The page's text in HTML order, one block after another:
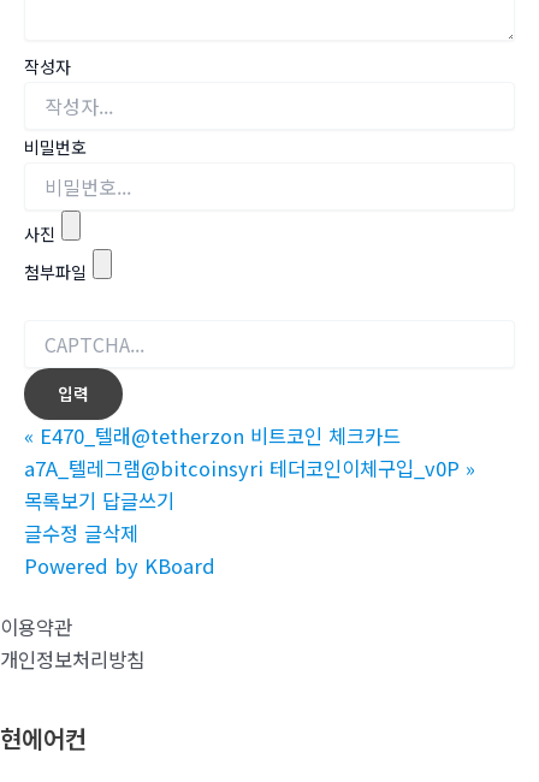
작성자
비밀번호
사진
첨부파일
« E470_텔래@tetherzon 비트코인 체크카드
a7A_텔레그램@bitcoinsyri 테더코인이체구입_v0P »
목록보기 답글쓰기
글수정 글삭제
Powered by KBoard
이용약관
개인정보처리방침
현에어컨